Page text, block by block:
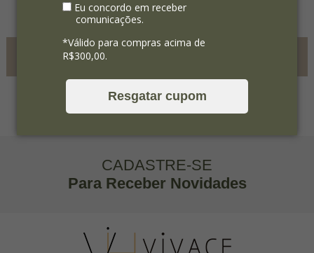
Eu concordo em receber
comunicações.
*Válido para compras acima de
R$300,00.
Resgatar cupom
FRETE GRÁTIS ACIMA DE
R$700,00
CADASTRE-SE
Para Receber Novidades